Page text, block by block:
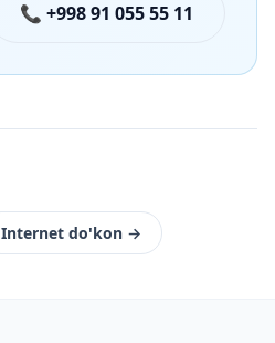
📞 +998 91 055 55 11
Internet do'kon →